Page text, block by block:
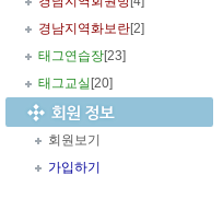
경남지역화보란[2]
태그연습장[23]
태그교실 [20]
회원보기
가입하기